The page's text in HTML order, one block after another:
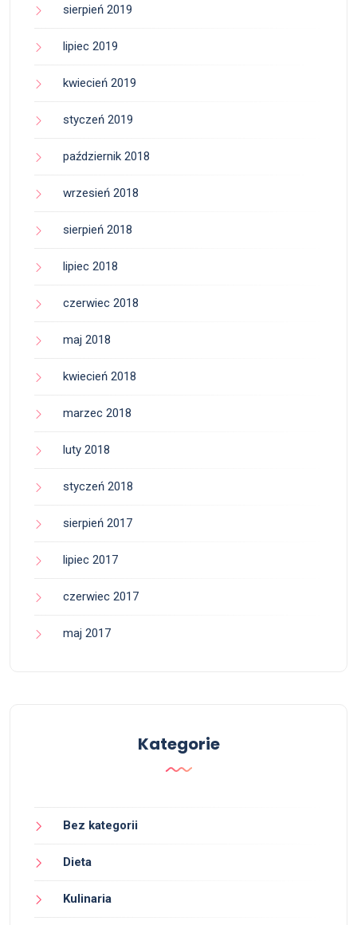
sierpień 2019
lipiec 2019
kwiecień 2019
styczeń 2019
październik 2018
wrzesień 2018
sierpień 2018
lipiec 2018
czerwiec 2018
maj 2018
kwiecień 2018
marzec 2018
luty 2018
styczeń 2018
sierpień 2017
lipiec 2017
czerwiec 2017
maj 2017
Kategorie
Bez kategorii
Dieta
Kulinaria